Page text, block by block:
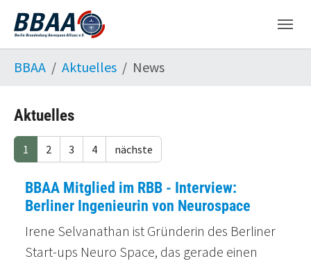
Skip to main navigation
Skip to main content
Skip to page footer
BBAA Aktuelles News
Aktuelles
1 2 3 4 nächste
BBAA Mitglied im RBB - Interview:
Berliner Ingenieurin von Neurospace
Irene Selvanathan ist Gründerin des Berliner
Start-ups Neuro Space, das gerade einen